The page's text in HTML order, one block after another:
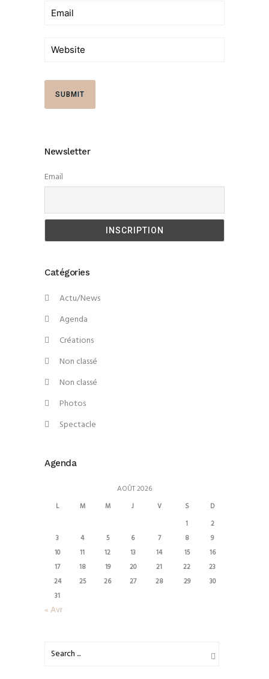
Newsletter
Email
Catégories
Actu/News
Agenda
Créations
Non classé
Non classé
Photos
Spectacle
Agenda
AOÛT 2026
L M M J V S
D
1
2
3
4 5 6 7 8
9
10
11 12 13 14 15
16
17
18 19 20 21 22
23
24
25 26 27 28 29
30
31
« Avr